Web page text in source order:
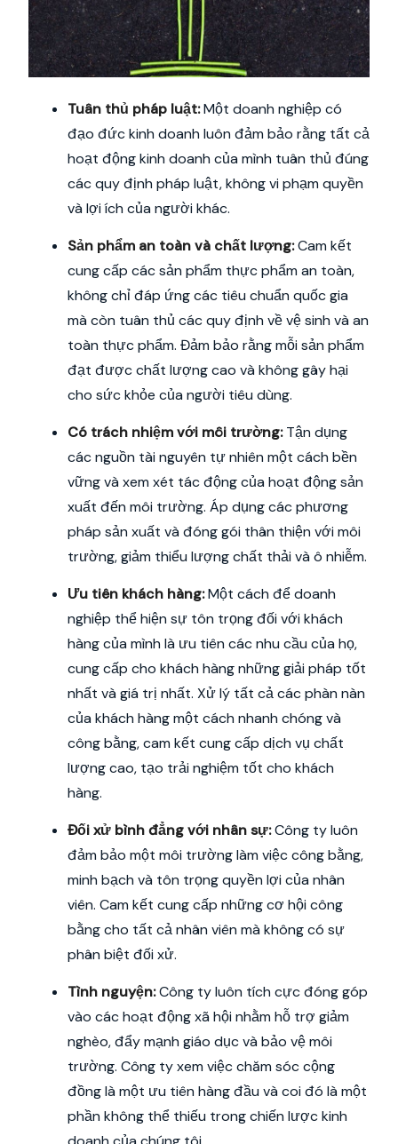
Tuân thủ pháp luật:Một doanh nghiệp có
đạo đức kinh doanh luôn đảm bảo rằng tất cả
hoạt động kinh doanh của mình tuân thủ đúng
các quy định pháp luật, không vi phạm quyền
và lợi ích của người khác.
Sản phẩm an toàn và chất lượng:Cam kết
cung cấp các sản phẩm thực phẩm an toàn,
không chỉ đáp ứng các tiêu chuẩn quốc gia
mà còn tuân thủ các quy định về vệ sinh và an
toàn thực phẩm. Đảm bảo rằng mỗi sản phẩm
đạt được chất lượng cao và không gây hại
cho sức khỏe của người tiêu dùng.
Có trách nhiệm với môi trường:Tận dụng
các nguồn tài nguyên tự nhiên một cách bền
vững và xem xét tác động của hoạt động sản
xuất đến môi trường. Áp dụng các phương
pháp sản xuất và đóng gói thân thiện với môi
trường, giảm thiểu lượng chất thải và ô nhiễm.
Ưu tiên khách hàng:Một cách để doanh
nghiệp thể hiện sự tôn trọng đối với khách
hàng của mình là ưu tiên các nhu cầu của họ,
cung cấp cho khách hàng những giải pháp tốt
nhất và giá trị nhất. Xử lý tất cả các phàn nàn
của khách hàng một cách nhanh chóng và
công bằng, cam kết cung cấp dịch vụ chất
lượng cao, tạo trải nghiệm tốt cho khách
hàng.
Đối xử bình đẳng với nhân sự:Công ty luôn
đảm bảo một môi trường làm việc công bằng,
minh bạch và tôn trọng quyền lợi của nhân
viên. Cam kết cung cấp những cơ hội công
bằng cho tất cả nhân viên mà không có sự
phân biệt đối xử.
Tình nguyện:Công ty luôn tích cực đóng góp
vào các hoạt động xã hội nhằm hỗ trợ giảm
nghèo, đẩy mạnh giáo dục và bảo vệ môi
trường. Công ty xem việc chăm sóc cộng
đồng là một ưu tiên hàng đầu và coi đó là một
phần không thể thiếu trong chiến lược kinh